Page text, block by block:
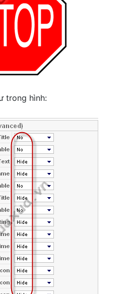
trong hình: